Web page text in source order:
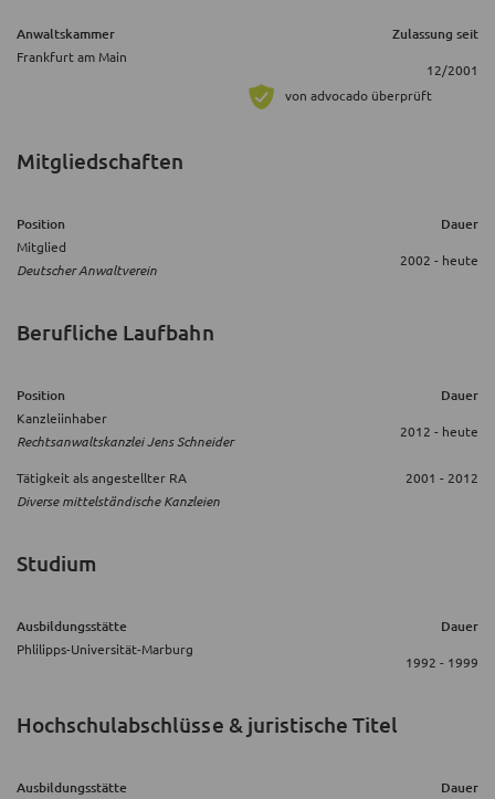
Anwaltskammer Zulassung seit
Frankfurt am Main
12/2001
von advocado überprüft
Mitgliedschaften
Position Dauer
Mitglied
Deutscher Anwaltverein
2002 - heute
Berufliche Laufbahn
Position Dauer
Kanzleiinhaber
Rechtsanwaltskanzlei Jens Schneider
2012 - heute
Tätigkeit als angestellter RA
Diverse mittelständische Kanzleien
2001 - 2012
Studium
Ausbildungsstätte Dauer
Phlilipps-Universität-Marburg
1992 - 1999
Hochschulabschlüsse & juristische Titel
Ausbildungsstätte Dauer